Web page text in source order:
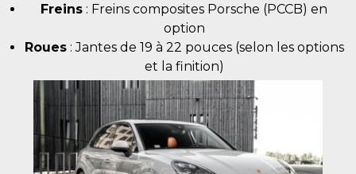
Freins : Freins composites Porsche (PCCB) en
option
Roues: Jantes de 19 à 22 pouces (selon les options
et la finition)